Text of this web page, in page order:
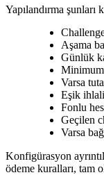
Yapılandırma şunları
Aşama
Günlük
Varsa
Eşik
Fonlu
Geçilen
Varsa
Konfigürasyon
ödeme kuralları, tam